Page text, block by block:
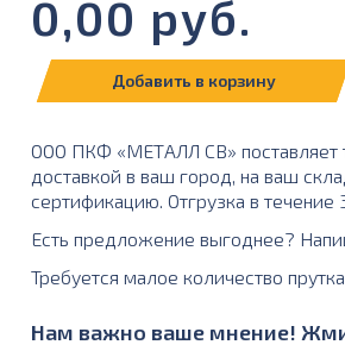
0,00 руб.
Добавить в корзину
ООО ПКФ «МЕТАЛЛ СВ» поставляет
доставкой в ваш город, на ваш
сертификацию. Отгрузка в течение
Есть предложение выгоднее?
Требуется малое количество
Нам важно ваше мнение!